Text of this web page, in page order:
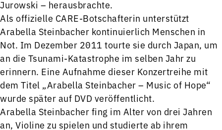
Jurowski – herausbrachte.
Als offizielle CARE-Botschafterin unterstützt
Arabella Steinbacher kontinuierlich Menschen in
Not. Im Dezember 2011 tourte sie durch Japan, um
an die Tsunami-Katastrophe im selben Jahr zu
erinnern. Eine Aufnahme dieser Konzertreihe mit
dem Titel „Arabella Steinbacher – Music of Hope“
wurde später auf DVD veröffentlicht.
Arabella Steinbacher fing im Alter von drei Jahren
an, Violine zu spielen und studierte ab ihrem